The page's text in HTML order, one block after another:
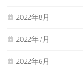
2022年8月
2022年7月
2022年6月